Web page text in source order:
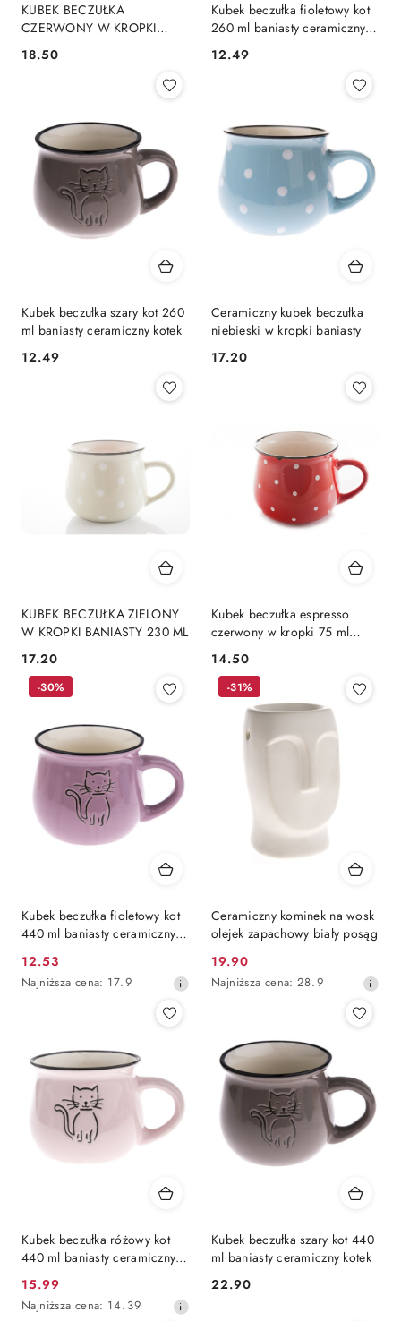
KUBEK BECZUŁKA
CZERWONY W KROPKI
BANIASTY 230 ML
Cena:
18.50
Kubek beczułka fioletowy kot
260 ml baniasty ceramiczny
kotek
Cena:
12.49
Kubek beczułka szary kot 260
ml baniasty ceramiczny kotek
Cena:
12.49
Ceramiczny kubek beczułka
niebieski w kropki baniasty
Cena:
17.20
KUBEK BECZUŁKA ZIELONY
W KROPKI BANIASTY 230 ML
Cena:
17.20
Kubek beczułka espresso
czerwony w kropki 75 ml
baniasty
Cena:
14.50
Kubek beczułka fioletowy kot
440 ml baniasty ceramiczny
Cena
promocyjna:
12.53
Najniższa
przed
obniżką
Najniższa cena: 17.9
-30%
Ceramiczny kominek na wosk
olejek zapachowy biały posąg
Cena
promocyjna:
19.90
Najniższa
dni
przed
obniżką
Najniższa cena: 28.9
-31%
Kubek beczułka różowy kot
440 ml baniasty ceramiczny
Cena
promocyjna:
15.99
Najniższa
Najniższa cena: 14.39
Kubek beczułka szary kot 440
ml baniasty ceramiczny kotek
Cena:
22.90